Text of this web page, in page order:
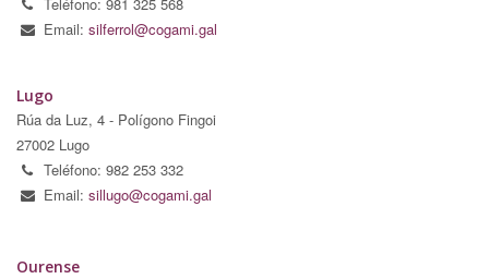
Teléfono: 981 325 568
Email: silferrol@cogami.gal
Lugo
Rúa da Luz, 4 - Polígono Fingoi
27002 Lugo
Teléfono: 982 253 332
Email: sillugo@cogami.gal
Ourense